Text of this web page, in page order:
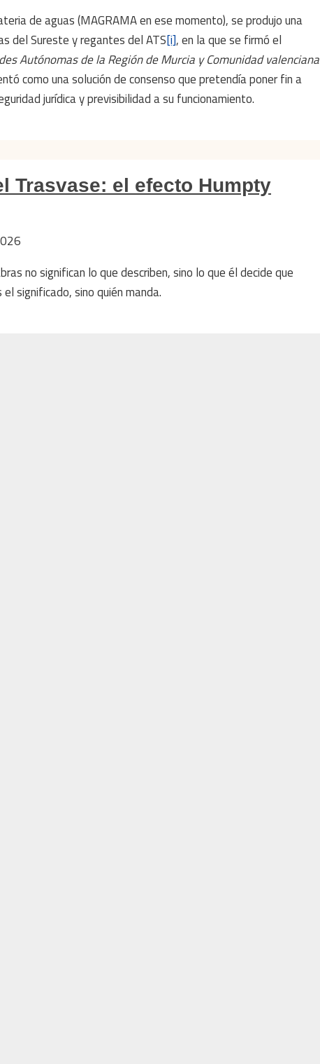
de aguas (MAGRAMA en ese momento), se produjo una
del Sureste y regantes del ATS[i], en la que se firmó el
Autónomas de la Región de Murcia y Comunidad valenciana
como una solución de consenso que pretendía poner fin a
jurídica y previsibilidad a su funcionamiento.
Trasvase: el efecto Humpty
no significan lo que describen, sino lo que él decide que
significado, sino quién manda.